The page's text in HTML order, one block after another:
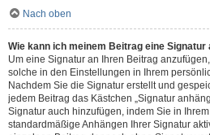
Nach oben
Wie kann ich meinem Beitrag eine Signatur
Um eine Signatur an Ihren Beitrag
solche in den Einstellungen in Ihrem
Nachdem Sie die Signatur erstellt und
jedem Beitrag das Kästchen „Signatur
Signatur auch hinzufügen, indem Sie in
standardmäßige Anhängen Ihrer Signatur